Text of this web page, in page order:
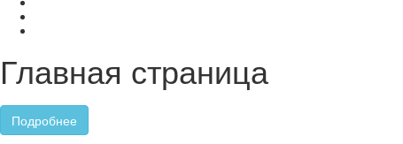
Главная страница
Подробнее